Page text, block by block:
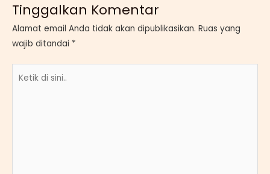
Tinggalkan Komentar
Alamat email Anda tidak akan dipublikasikan. Ruas yang
wajib ditandai *